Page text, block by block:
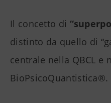
Il concetto di
distinto da quello di
centrale nella QBCL e
BioPsicoQuantistica®.